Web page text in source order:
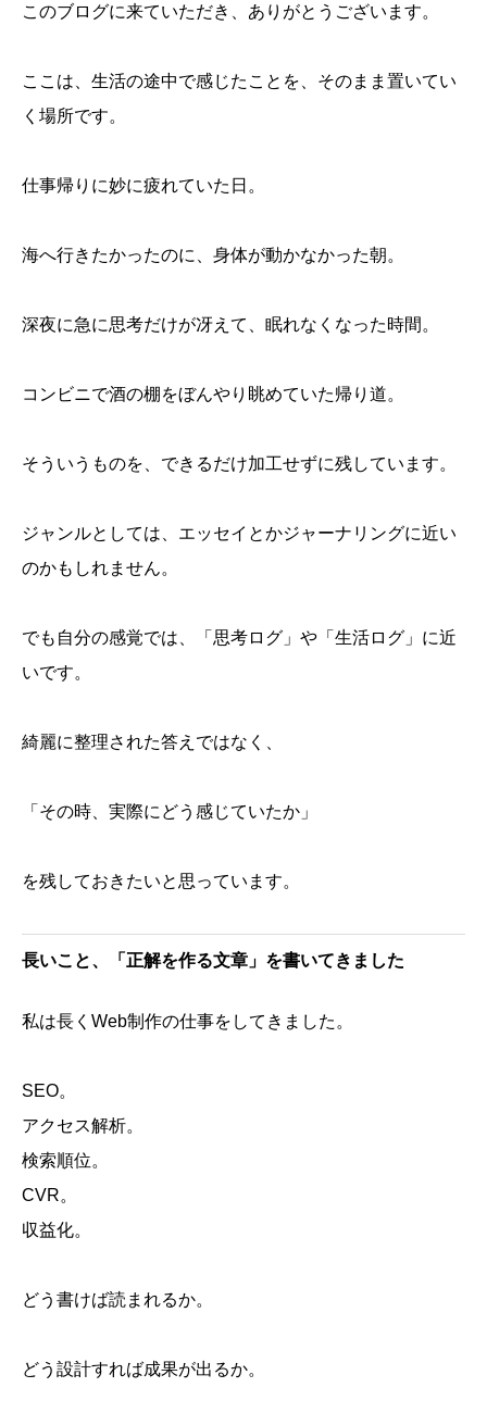
このブログに来ていただき、ありがとうございます。
ここは、生活の途中で感じたことを、そのまま置いてい
く場所です。
仕事帰りに妙に疲れていた日。
海へ行きたかったのに、身体が動かなかった朝。
深夜に急に思考だけが冴えて、眠れなくなった時間。
コンビニで酒の棚をぼんやり眺めていた帰り道。
そういうものを、できるだけ加工せずに残しています。
ジャンルとしては、エッセイとかジャーナリングに近い
のかもしれません。
でも自分の感覚では、「思考ログ」や「生活ログ」に近
いです。
綺麗に整理された答えではなく、
「その時、実際にどう感じていたか」
を残しておきたいと思っています。
長いこと、「正解を作る文章」を書いてきました
私は長くWeb制作の仕事をしてきました。
SEO。
アクセス解析。
検索順位。
CVR。
収益化。
どう書けば読まれるか。
どう設計すれば成果が出るか。